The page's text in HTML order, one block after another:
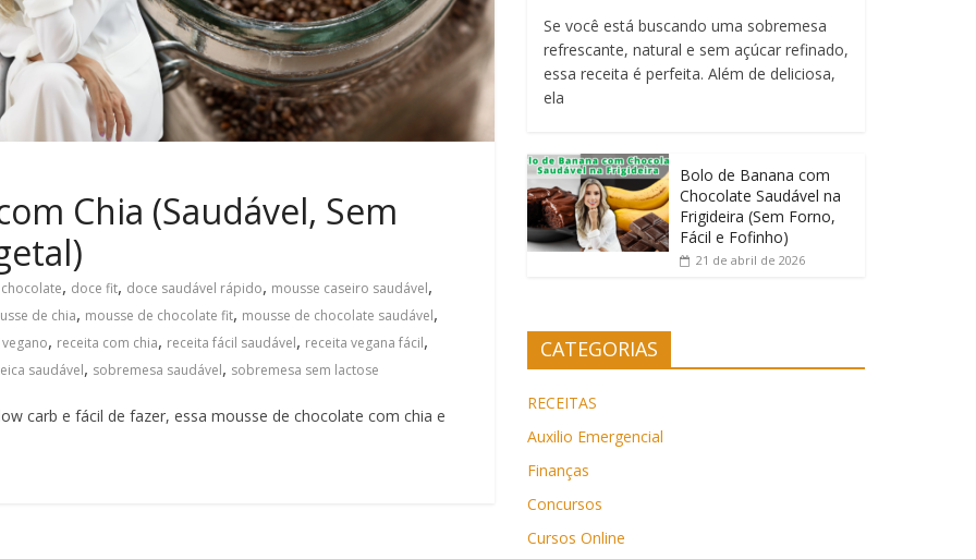
Chia (Saudável, Sem
, doce fit, doce saudável rápido, mousse caseiro saudável,
de chia, mousse de chocolate fit, mousse de chocolate saudável,
, receita com chia, receita fácil saudável, receita vegana fácil,
saudável, sobremesa saudável, sobremesa sem lactose
carb e fácil de fazer, essa mousse de chocolate com chia e
Se você está buscando uma sobremesa
refrescante, natural e sem açúcar refinado,
essa receita é perfeita. Além de deliciosa,
ela
Bolo de Banana com
Chocolate Saudável na
Frigideira (Sem Forno,
Fácil e Fofinho)
21 de abril de 2026
CATEGORIAS
RECEITAS
Auxilio Emergencial
Finanças
Concursos
Cursos Online